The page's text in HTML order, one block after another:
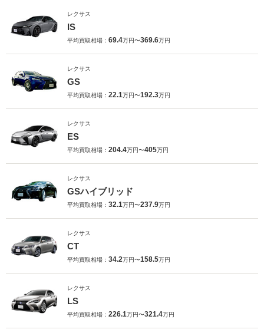
レクサス
IS
平均買取相場： 69.4万円〜369.6万円
レクサス
GS
平均買取相場： 22.1万円〜192.3万円
レクサス
ES
平均買取相場： 204.4万円〜405万円
レクサス
GSハイブリッド
平均買取相場： 32.1万円〜237.9万円
レクサス
CT
平均買取相場： 34.2万円〜158.5万円
レクサス
LS
平均買取相場： 226.1万円〜321.4万円